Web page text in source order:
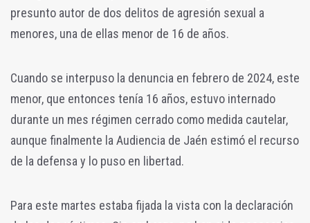
presunto autor de dos delitos de agresión sexual a
menores, una de ellas menor de 16 de años.
Cuando se interpuso la denuncia en febrero de 2024, este
menor, que entonces tenía 16 años, estuvo internado
durante un mes régimen cerrado como medida cautelar,
aunque finalmente la Audiencia de Jaén estimó el recurso
de la defensa y lo puso en libertad.
Para este martes estaba fijada la vista con la declaración